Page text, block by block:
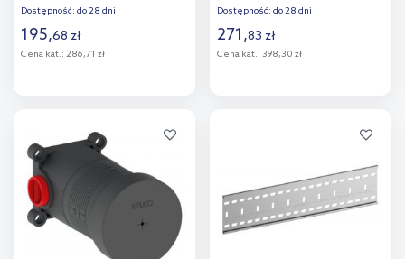
regulowanego 57 cm
Dostępność: do 28 dni
195,68 zł
Cena kat.: 286,71 zł
Dodaj do
porównania
regulowanego montażu
59570000002
Dostępność: do 28 dni
271,83 zł
Cena kat.: 398,30 zł